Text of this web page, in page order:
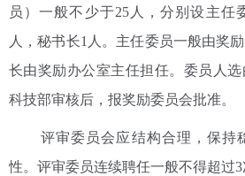
员）一般不少于25人，分别设主任
人，秘书长1人。主任委员一般由奖
长由奖励办公室主任担任。委员人
科技部审核后，报奖励委员会批准。
评审委员会应结构合理，保持
性。评审委员连续聘任一般不得超过3